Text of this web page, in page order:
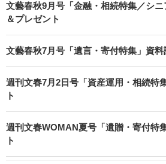
文藝春秋9月号「金融・相続特集／シ
＆プレゼント
文藝春秋7月号「遺言・寄付特集」資料
週刊文春7月2日号「資産運用・相続特
ト
週刊文春WOMAN夏号「遺贈・寄付特
ト